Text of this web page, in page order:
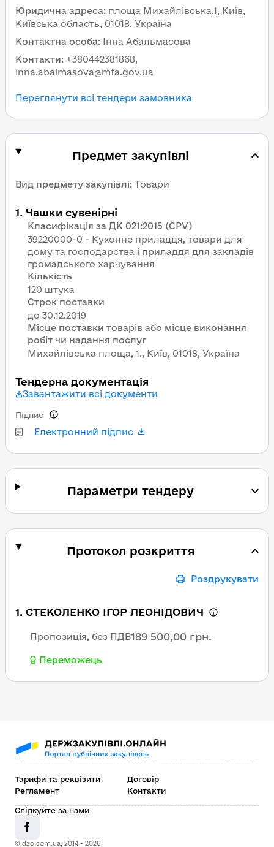
Юридична адреса: площа Михайлівська,1, Київ,
Київська область, 01018, Україна
Контактна особа: Інна Абальмасова
Контакти: +380442381868,
inna.abalmasova@mfa.gov.ua
Переглянути всі тендери замовника
Предмет закупівлі
Вид предмету закупівлі: Товари
1. Чашки сувенірні
Класифікація за ДК 021:2015 (CPV)
39220000-0 - Кухонне приладдя, товари для
дому та господарства і приладдя для закладів
громадського харчування
Кількість
120 штука
Строк поставки
Місце поставки товарів або місце виконання
робіт чи надання послуг
Михайлівська площа, 1., Київ, 01018, Україна
Тендерна документація
Завантажити всі документи
Електронний підпис
Підпис
Параметри тендеру
Протокол розкриття
Роздрукувати
1. СТЕКОЛЕНКО ІГОР ЛЕОНІДОВИЧ
Пропозиція, без ПДВ189 500,00 грн.
Переможець
Тарифи та реквізити
Договір
Регламент
Контакти
© dzo.com.ua, 2014 - 2026
Слідкуйте за нами